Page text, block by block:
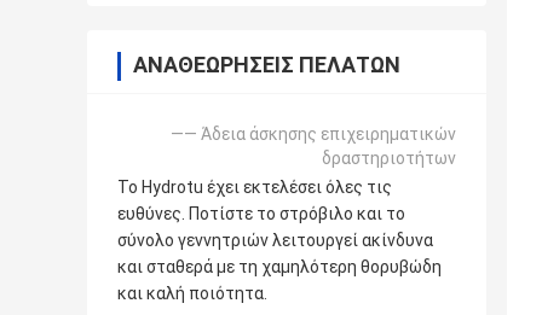
ΑΝΑΘΕΩΡΉΣΕΙΣ ΠΕΛΑΤΏΝ
—— Άδεια άσκησης επιχειρηματικών
δραστηριοτήτων
Το Hydrotu έχει εκτελέσει όλες τις
ευθύνες. Ποτίστε το στρόβιλο και το
σύνολο γεννητριών λειτουργεί ακίνδυνα
και σταθερά με τη χαμηλότερη θορυβώδη
και καλή ποιότητα.